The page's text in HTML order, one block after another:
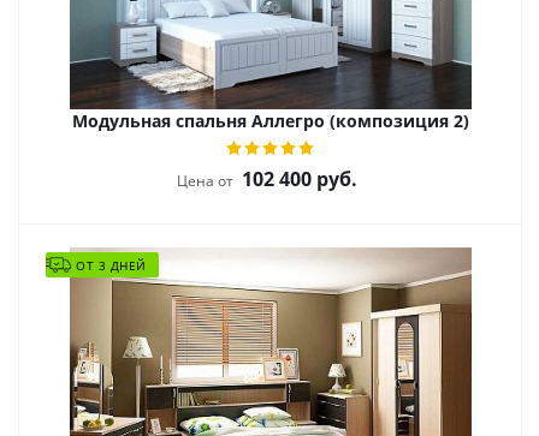
Модульная спальня Аллегро (композиция 2)
Цена от 102 400руб.
ОТ 3 ДНЕЙ